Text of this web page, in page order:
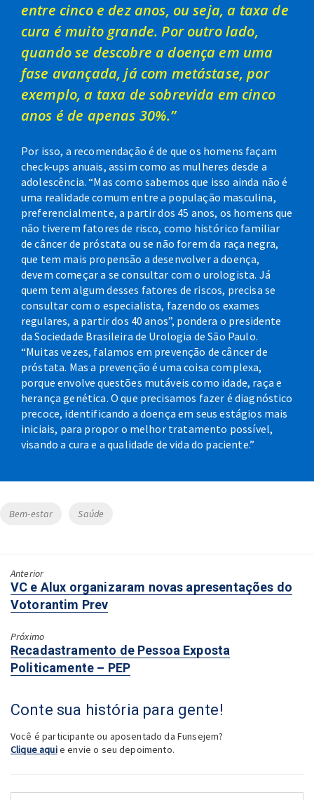
entre cinco e dez anos, ou seja, a taxa de
cura é muito grande. Por outro lado,
quando se descobre a doença em uma
fase avançada, já com metástase, por
exemplo, a taxa de sobrevida em cinco
anos é de apenas 30%.”
Por isso, a recomendação é de que os homens façam
check-ups anuais, assim como as mulheres desde a
adolescência. “Mas como sabemos que isso ainda não é
uma realidade comum entre a população masculina,
preferencialmente, a partir dos 45 anos, os homens que
não tiverem fatores de risco, como histórico familiar
de câncer de próstata ou se não forem da raça negra,
que tem mais propensão a desenvolver a doença,
devem começar a se consultar com o urologista. Já
quem tem algum desses fatores de riscos, precisa se
consultar com o especialista, fazendo os exames
regulares, a partir dos 40 anos”, pondera o presidente
da Sociedade Brasileira de Urologia de São Paulo.
“Muitas vezes, falamos em prevenção de câncer de
próstata. Mas a prevenção é uma coisa complexa,
porque envolve questões mutáveis como idade, raça e
herança genética. O que precisamos fazer é diagnóstico
precoce, identificando a doença em seus estágios mais
iniciais, para propor o melhor tratamento possível,
visando a cura e a qualidade de vida do paciente.”
Tags
Bem-estar Saúde
Anterior
Próximo:
VC e Alux organizaram novas apresentações do
Votorantim Prev
Próximo
Anterior:
Recadastramento de Pessoa Exposta
Politicamente – PEP
Conte sua história para gente!
Você é participante ou aposentado da Funsejem?
Clique aquie envie o seu depoimento.